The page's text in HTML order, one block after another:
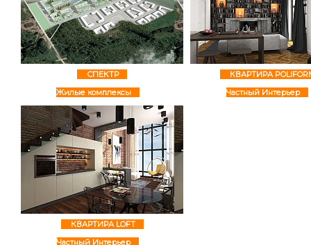
СПЕКТР
Жилые комплексы
КВАРТИРА
Частный Интерьер
КВАРТИРА LOFT
Частный Интерьер